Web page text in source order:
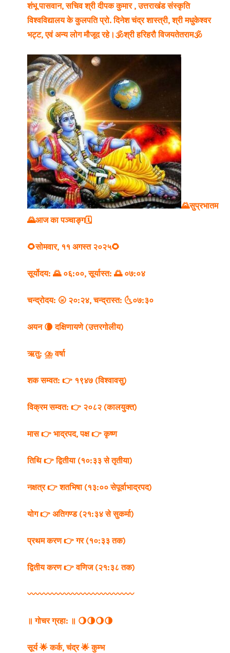
शंभू पासवान, सचिव श्री दीपक कुमार , उत्तराखंड संस्कृति
विश्वविद्यालय के कुलपति प्रो. दिनेश चंद्र शास्त्री, श्री मधुकेश्वर
भट्ट, एवं अन्य लोग मौजूद रहे।🕉श्री हरिहरौ विजयतेतराम🕉
🌄सुप्रभातम
🌄आज का पञ्चाङ्ग🗓
🌻सोमवार, ११ अगस्त २०२५🌻
सूर्योदय: 🌄 ०६:००,सूर्यास्त: 🌅 ०७:०४
चन्द्रोदय: 🌝 २०:२४,चन्द्रास्त: 🌜०७:३०
अयन 🌘 दक्षिणायणे (उत्तरगोलीय)
ऋतु: ⛈️ वर्षा
शक सम्वत: 👉 १९४७ (विश्वावसु)
विक्रम सम्वत: 👉 २०८२ (कालयुक्त)
मास 👉 भाद्रपद,पक्ष 👉 कृष्ण
तिथि 👉 द्वितीया (१०:३३ से तृतीया)
नक्षत्र 👉 शतभिषा (१३:०० सेपूर्वाभाद्रपद)
योग 👉 अतिगण्ड (२१:३४ से सुकर्मा)
प्रथम करण 👉 गर (१०:३३ तक)
द्वितीय करण 👉 वणिज (२१:३८ तक)
〰️〰️〰️〰️〰️〰️〰️〰️〰️〰️〰️〰️〰️
॥ गोचर ग्रहा: ॥ 🌖🌗🌖🌗
सूर्य 🌟 कर्क,चंद्र 🌟 कुम्भ